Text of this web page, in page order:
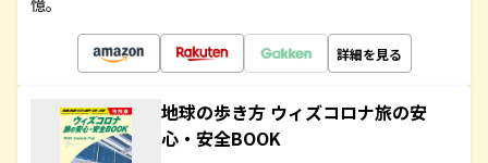
憶。
詳細を見る
地球の歩き方 ウィズコロナ旅の安
心・安全BOOK